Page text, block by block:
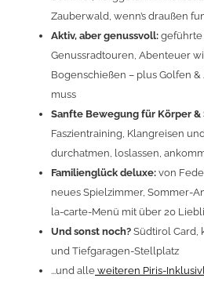
Zauberwald, wenn’s draußen
Aktiv, aber genussvoll: geführte
Genussradtouren, Abenteuer
Bogenschießen – plus Golfen
muss
Sanfte Bewegung für Körper &
Faszientraining, Klangreisen
durchatmen, loslassen,
Familienglück deluxe: von
neues Spielzimmer, Sommer-
la-carte-Menü mit über 20
Und sonst noch? Südtirol Card,
und Tiefgaragen-Stellplatz
...und alle weiteren Piris-